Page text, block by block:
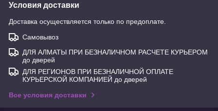
Условия доставки
Доставка осуществляется только по предоплате.
Самовывоз
ДЛЯ АЛМАТЫ ПРИ БЕЗНАЛИЧНОМ РАСЧЕТЕ КУРЬЕРОМ
до дверей
ДЛЯ РЕГИОНОВ ПРИ БЕЗНАЛИЧНОЙ ОПЛАТЕ
КУРЬЕРСКОЙ КОМПАНИЕЙ до дверей
Все условия доставки